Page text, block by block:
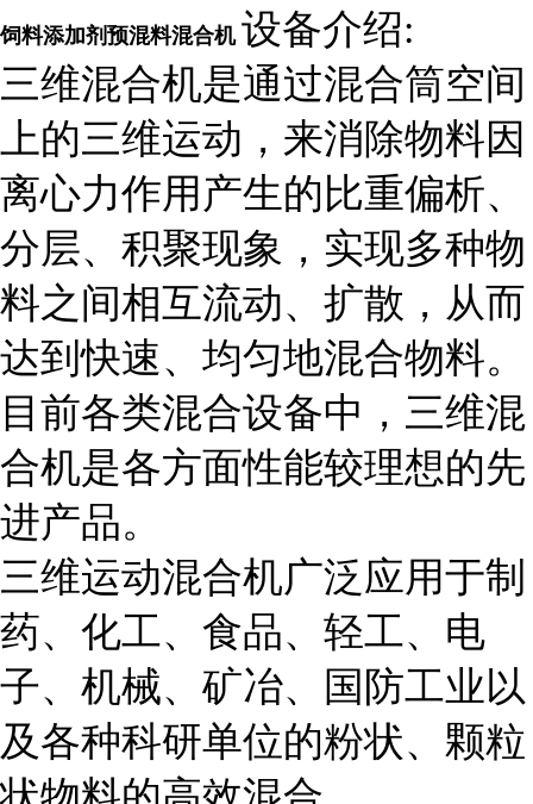
饲料添加剂预混料混合机 设备介绍:
三维混合机是通过混合筒空间
上的三维运动，来消除物料因
离心力作用产生的比重偏析、
分层、积聚现象，实现多种物
料之间相互流动、扩散，从而
达到快速、均匀地混合物料。
目前各类混合设备中，三维混
合机是各方面性能较理想的先
进产品。
三维运动混合机广泛应用于制
药、化工、食品、轻工、电
子、机械、矿冶、国防工业以
及各种科研单位的粉状、颗粒